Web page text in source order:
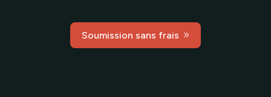
Soumission sans frais